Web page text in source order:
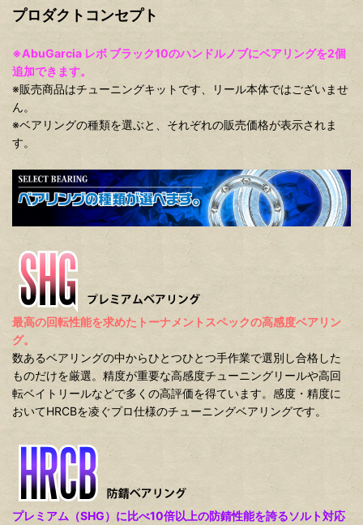
プロダクトコンセプト
※AbuGarcia レボ ブラック10のハンドルノブにベアリングを2個
追加できます。
※販売商品はチューニングキットです、リール本体ではございませ
ん。
※ベアリングの種類を選ぶと、それぞれの販売価格が表示されま
す。
最高の回転性能を求めたトーナメントスペックの高感度ベアリン
グ。
数あるベアリングの中からひとつひとつ手作業で選別し合格した
ものだけを厳選。精度が重要な高感度チューニングリールや高回
転ベイトリールなどで多くの高評価を得ています。感度・精度に
おいてHRCBを凌ぐプロ仕様のチューニングベアリングです。
プレミアム（SHG）に比べ10倍以上の防錆性能を誇るソルト対応